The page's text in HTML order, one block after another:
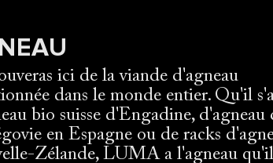
ici de la viande d'agneau
dans le monde entier. Qu'il
bio suisse d'Engadine, d'agneau
en Espagne ou de racks
Zélande, LUMA a l'agneau